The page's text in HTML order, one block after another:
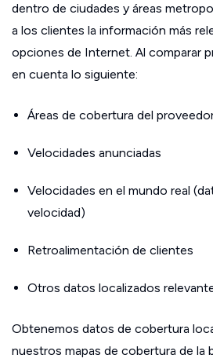
dentro de ciudades y áreas
a los clientes la información más
opciones de Internet. Al comparar
en cuenta lo siguiente:
Áreas de cobertura del
Velocidades anunciadas
Velocidades en el mundo real
velocidad)
Retroalimentación de clientes
Otros datos localizados
Obtenemos datos de cobertura
nuestros mapas de cobertura de la